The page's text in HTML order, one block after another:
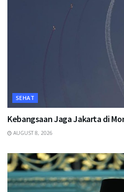
SEHAT
Kebangsaan Jaga Jakarta di
AUGUST 8, 2026